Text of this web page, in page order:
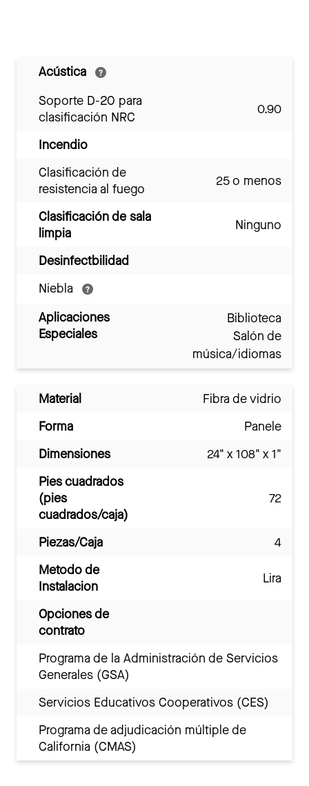
Acústica
Soporte D-20 para
clasificación NRC
0.90
Incendio
Clasificación de
resistencia al fuego
25 o menos
Clasificación de sala
limpia
Ninguno
Desinfectbilidad
Niebla
Aplicaciones
Especiales
Biblioteca
Salón de
música/idiomas
Material
Fibra de vidrio
Forma
Panele
Dimensiones
24" x 108" x 1"
Pies cuadrados
(pies
cuadrados/caja)
72
Piezas/Caja
4
Metodo de
Instalacion
Lira
Opciones de
contrato
Programa de la Administración de Servicios
Generales (GSA)
Servicios Educativos Cooperativos (CES)
Programa de adjudicación múltiple de
California (CMAS)